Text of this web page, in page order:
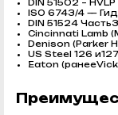
DIN 51502 – HVLP
ISO 6743/4 —
DIN 51524 Часть3
Cincinnati Lamb
Denison (Parker
US Steel 126 и127
Eaton